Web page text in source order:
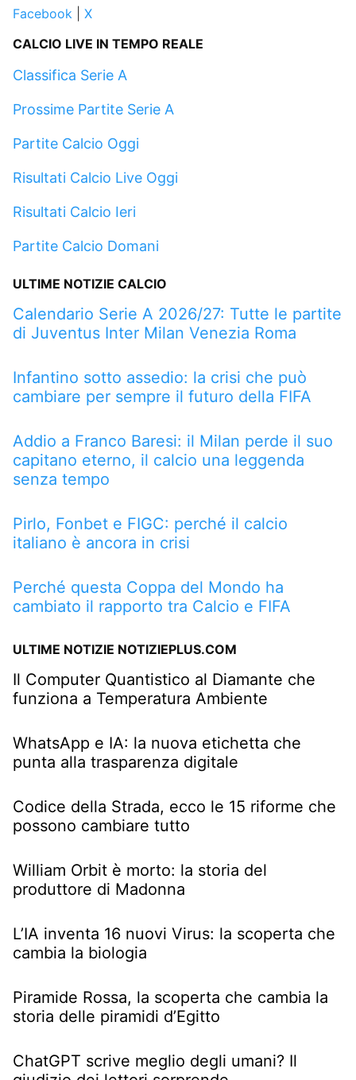
Facebook
X
CALCIO LIVE IN TEMPO REALE
Classifica Serie A
Prossime Partite Serie A
Partite Calcio Oggi
Risultati Calcio Live Oggi
Risultati Calcio Ieri
Partite Calcio Domani
ULTIME NOTIZIE CALCIO
Calendario Serie A 2026/27: Tutte le partite
di Juventus Inter Milan Venezia Roma
Infantino sotto assedio: la crisi che può
cambiare per sempre il futuro della FIFA
Addio a Franco Baresi: il Milan perde il suo
capitano eterno, il calcio una leggenda
senza tempo
Pirlo, Fonbet e FIGC: perché il calcio
italiano è ancora in crisi
Perché questa Coppa del Mondo ha
cambiato il rapporto tra Calcio e FIFA
ULTIME NOTIZIE NOTIZIEPLUS.COM
Il Computer Quantistico al Diamante che
funziona a Temperatura Ambiente
WhatsApp e IA: la nuova etichetta che
punta alla trasparenza digitale
Codice della Strada, ecco le 15 riforme che
possono cambiare tutto
William Orbit è morto: la storia del
produttore di Madonna
L’IA inventa 16 nuovi Virus: la scoperta che
cambia la biologia
Piramide Rossa, la scoperta che cambia la
storia delle piramidi d’Egitto
ChatGPT scrive meglio degli umani? Il